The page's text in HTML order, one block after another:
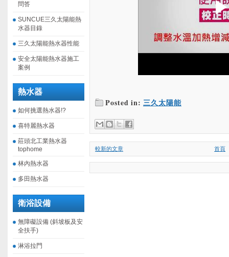
問答
SUNCUE三久太陽能熱
水器目錄
三久太陽能熱水器性能
安全太陽能熱水器施工
案例
熱水器
如何挑選熱水器!?
喜特麗熱水器
莊頭北工業熱水器
tophome
林內熱水器
多田熱水器
衛浴設備
無障礙設備 (斜坡板及安
全扶手)
淋浴拉門
Posted in: 三久太陽能
較新的文章 首頁